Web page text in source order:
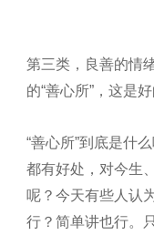
第三类，良善的情
的“善心所”，这是
“善心所”到底是什
都有好处，对今生
呢？今天有些人认
行？简单讲也行。